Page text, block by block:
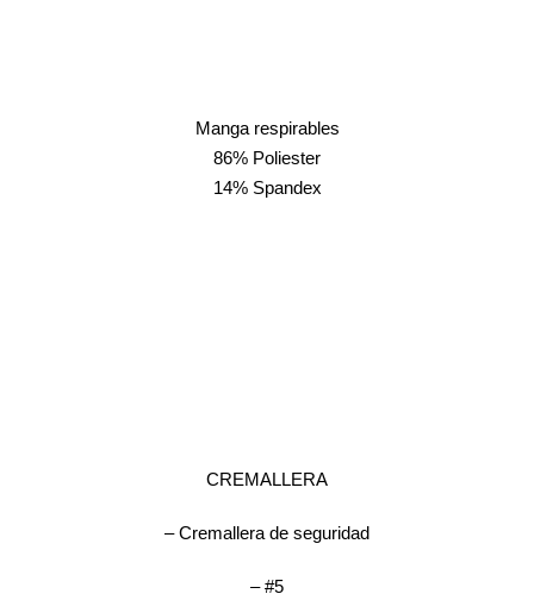
Manga respirables
86% Poliester
14% Spandex
CREMALLERA
– Cremallera de seguridad
– #5